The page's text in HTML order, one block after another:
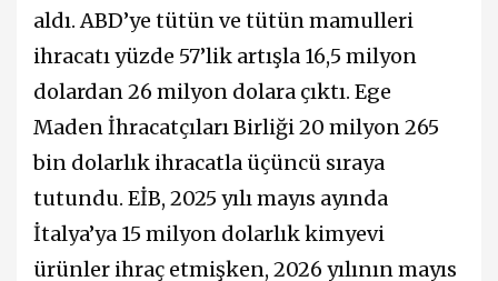
aldı. ABD’ye tütün ve tütün mamulleri
ihracatı yüzde 57’lik artışla 16,5 milyon
dolardan 26 milyon dolara çıktı. Ege
Maden İhracatçıları Birliği 20 milyon 265
bin dolarlık ihracatla üçüncü sıraya
tutundu. EİB, 2025 yılı mayıs ayında
İtalya’ya 15 milyon dolarlık kimyevi
ürünler ihraç etmişken, 2026 yılının mayıs